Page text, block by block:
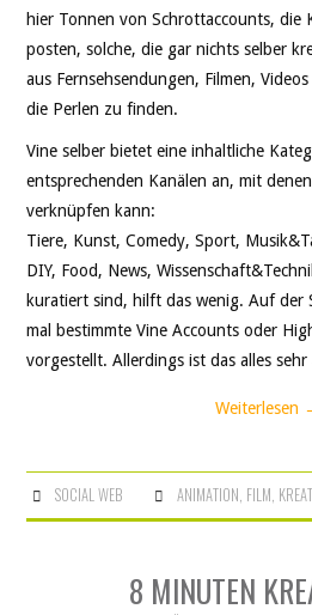
hier Tonnen von Schrottaccounts, die
posten, solche, die gar nichts selber
aus Fernsehsendungen, Filmen,
die Perlen zu finden.
Vine selber bietet eine inhaltliche
entsprechenden Kanälen an, mit
verknüpfen kann:
Tiere, Kunst, Comedy, Sport,
DIY, Food, News,
kuratiert sind, hilft das wenig. Auf der
mal bestimmte Vine Accounts oder
vorgestellt. Allerdings ist das alles
Weiterlesen
SOCIAL WEB ANIMATION FILM
8 MINUTEN